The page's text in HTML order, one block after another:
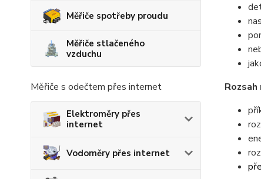
Měřiče spotřeby proudu
Měřiče stlačeného
vzduchu
Měřiče s odečtem přes internet
Elektroměry přes
internet
Vodoměry přes internet